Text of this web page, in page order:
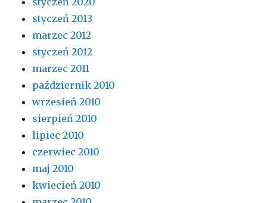
styczeń 2013
marzec 2012
styczeń 2012
marzec 2011
październik 2010
wrzesień 2010
sierpień 2010
lipiec 2010
czerwiec 2010
maj 2010
kwiecień 2010